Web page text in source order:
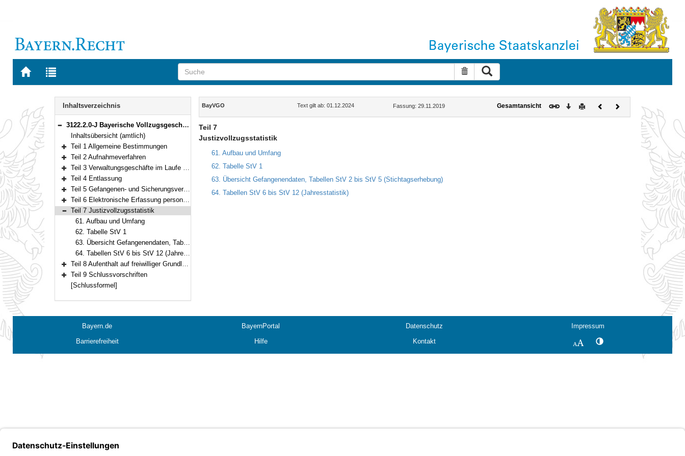
Zur
BAYERN.RECHT
Zur
letzten
Suche zurücksetzen
Navigation
Inhaltsverzeichnis
Bereich reduzieren
3122.2.0-J Bayerische Vollzugsgeschäftsordnung (BayVGO) Bekanntmachung des Bayerischen Staatsministeriums der Justiz vom 29. November 2019, Az. F3 - 1464 - VII a - 9807/2016 (BayMBl. Nr. 537)
Inhaltsübersicht (amtlich)
Bereich erweitern
Teil 1 Allgemeine Bestimmungen
Bereich erweitern
Teil 2 Aufnahmeverfahren
Bereich erweitern
Teil 3 Verwaltungsgeschäfte im Laufe des Vollzugs
Bereich erweitern
Teil 4 Entlassung
Bereich erweitern
Teil 5 Gefangenen- und Sicherungsverwahrtenpersonalakten, Gesundheitsakten und Therapieakten
Bereich erweitern
Teil 6 Elektronische Erfassung personenbezogener Gefangenendaten, Gefangenenbuch
Bereich reduzieren
Teil 7 Justizvollzugsstatistik
61. Aufbau und Umfang
62. Tabelle StV 1
63. Übersicht Gefangenendaten, Tabellen StV 2 bis StV 5 (Stichtagserhebung)
64. Tabellen StV 6 bis StV 12 (Jahresstatistik)
Bereich erweitern
Teil 8 Aufenthalt auf freiwilliger Grundlage
Bereich erweitern
Teil 9 Schlussvorschriften
[Schlussformel]
Inhalt
BayVGO Text gilt ab: 01.12.2024 Fassung: 29.11.2019 Gesamtansicht Download
DruckenVorherigesNächstes
Dokument
Teil 7
Justizvollzugsstatistik
61. Aufbau und Umfang
62. Tabelle StV 1
63. Übersicht Gefangenendaten, Tabellen StV 2 bis StV 5 (Stichtagserhebung)
64. Tabellen StV 6 bis StV 12 (Jahresstatistik)
Bayern.de BayernPortal Datenschutz
Impressum
Barrierefreiheit
Hilfe Kontakt SchriftgrößeKontrastwechsel